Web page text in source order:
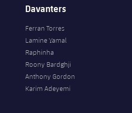
Davanters
Ferran Torres
Lamine Yamal
Raphinha
Roony Bardghji
Anthony Gordon
Karim Adeyemi